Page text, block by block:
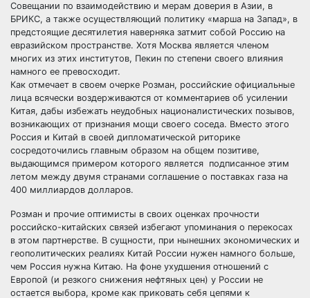
Совещании по взаимодействию и мерам доверия в Азии, в
БРИКС, а также осуществляющий политику «марша на Запад», в
предстоящие десятилетия наверняка затмит собой Россию на
евразийском пространстве. Хотя Москва является членом
многих из этих институтов, Пекин по степени своего влияния
намного ее превосходит.
Как отмечает в своем очерке Розман, российские официальные
лица всячески воздерживаются от комментариев об усилении
Китая, дабы избежать неудобных националистических позывов,
возникающих от признания мощи своего соседа. Вместо этого
Россия и Китай в своей дипломатической риторике
сосредоточились главным образом на общем позитиве,
выдающимся примером которого является подписанное этим
летом между двумя странами соглашение о поставках газа на
400 миллиардов долларов.
Розман и прочие оптимисты в своих оценках прочности
российско-китайских связей избегают упоминания о перекосах
в этом партнерстве. В сущности, при нынешних экономических и
геополитических реалиях Китай России нужен намного больше,
чем Россия нужна Китаю. На фоне ухудшения отношений с
Европой (и резкого снижения нефтяных цен) у России не
остается выбора, кроме как приковать себя цепями к